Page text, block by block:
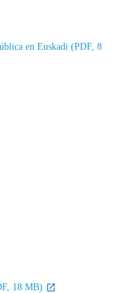
en Euskadi (PDF, 8
18 MB)